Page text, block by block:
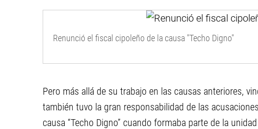
Renunció el fiscal cipoleño de la causa "Techo Digno"
Pero más allá de su trabajo en las causas anteriores,
también tuvo la gran responsabilidad de las
causa “Techo Digno” cuando formaba parte de la